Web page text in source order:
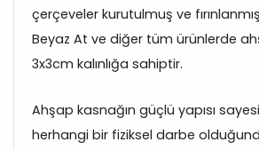
çerçeveler kurutulmuş ve
Beyaz At ve diğer tüm ürünlerde
3x3cm kalınlığa sahiptir.
Ahşap kasnağın güçlü yapısı
herhangi bir fiziksel darbe